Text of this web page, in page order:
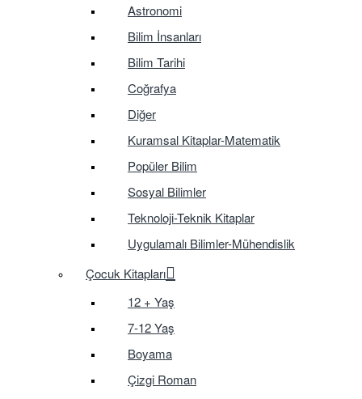
Astronomi
Bilim İnsanları
Bilim Tarihi
Coğrafya
Diğer
Kuramsal Kitaplar-Matematik
Popüler Bilim
Sosyal Bilimler
Teknoloji-Teknik Kitaplar
Uygulamalı Bilimler-Mühendislik
Çocuk Kitapları
12 + Yaş
7-12 Yaş
Boyama
Çizgi Roman